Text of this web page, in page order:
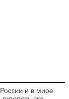
и в мире